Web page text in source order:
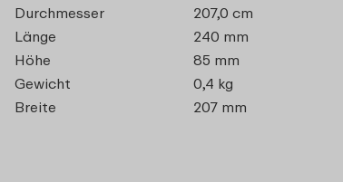
Durchmesser
207,0 cm
Länge
240 mm
Höhe
85 mm
Gewicht
0,4 kg
Breite
207 mm